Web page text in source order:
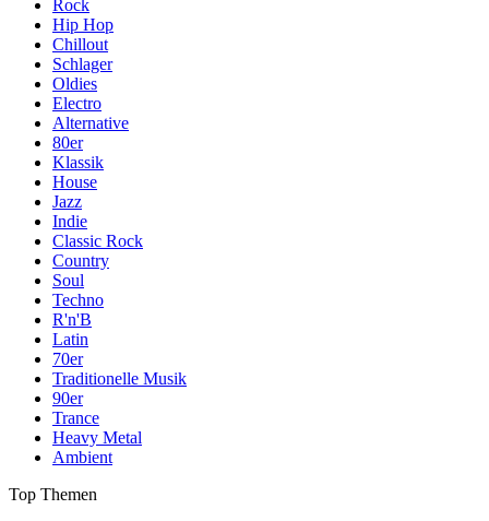
Rock
Hip Hop
Chillout
Schlager
Oldies
Electro
Alternative
80er
Klassik
House
Jazz
Indie
Classic Rock
Country
Soul
Techno
R'n'B
Latin
70er
Traditionelle Musik
90er
Trance
Heavy Metal
Ambient
Top Themen